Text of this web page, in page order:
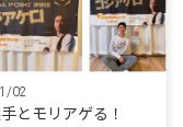
02
とモリアゲる！